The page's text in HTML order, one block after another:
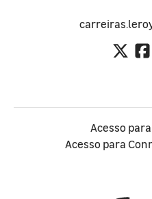
Acesso
Acesso para